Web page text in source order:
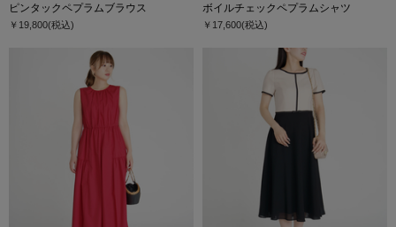
ピンタックペプラムブラウス
￥19,800(税込)
ボイルチェックペプラムシャツ
￥17,600(税込)